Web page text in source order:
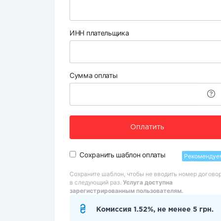
ИНН плательщика
Сумма оплаты
Оплатить
Сохранить шаблон оплаты
Сохраните шаблон, чтобы не вводить номер
в следующий раз. Услуга доступна
зарегистрированным пользователям.
Комиссия 1.52%, не менее 5 грн.